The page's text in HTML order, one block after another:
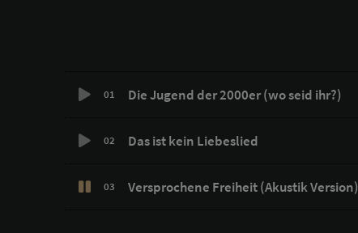
01 Die Jugend der 2000er (wo seid ihr?)
02 Das ist kein Liebeslied
03 Versprochene Freiheit (Akustik Version)